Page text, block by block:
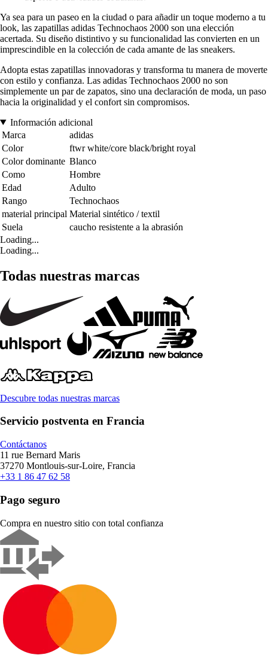
Ya sea para un paseo en la ciudad o para añadir un toque moderno a tu
look, las zapatillas adidas Technochaos 2000 son una elección
acertada. Su diseño distintivo y su funcionalidad las convierten en un
imprescindible en la colección de cada amante de las sneakers.
Adopta estas zapatillas innovadoras y transforma tu manera de moverte
con estilo y confianza. Las adidas Technochaos 2000 no son
simplemente un par de zapatos, sino una declaración de moda, un paso
hacia la originalidad y el confort sin compromisos.
Información adicional
Marca
adidas
Color
ftwr white/core black/bright royal
Color dominante Blanco
Como
Hombre
Edad
Adulto
Rango
Technochaos
material principal Material sintético / textil
Suela
caucho resistente a la abrasión
Loading...
Loading...
Todas nuestras marcas
Descubre todas nuestras marcas
Servicio postventa en Francia
Contáctanos
11 rue Bernard Maris
37270 Montlouis-sur-Loire, Francia
+33 1 86 47 62 58
Pago seguro
Compra en nuestro sitio con total confianza